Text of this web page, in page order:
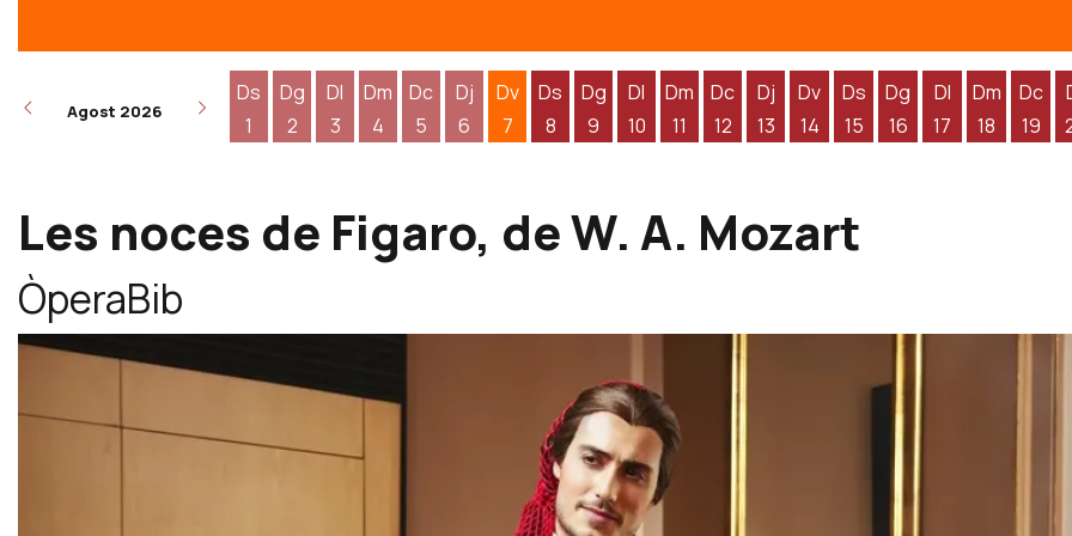
Agost 2026
Ds
1
Dg
2
Dl
3
Dm
4
Dc
5
Dj
6
Dv
7
Ds
8
Dg
9
Dl
10
Dm
11
Dc
12
Dj
13
Dv
14
Ds
15
Dg
16
Dl
17
Dm
18
Dc
19
Les noces de Figaro, de W. A. Mozart
ÒperaBib